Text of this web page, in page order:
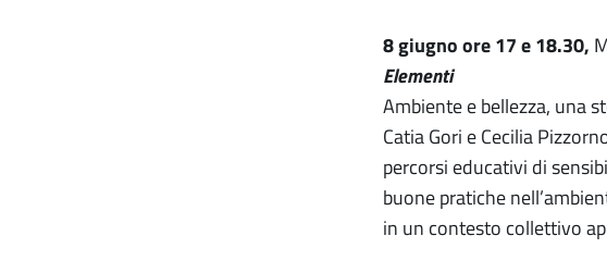
8 giugno ore 17 e 18.30,
Elementi
Ambiente e bellezza, una
Catia Gori e Cecilia
percorsi educativi di
buone pratiche
in un contesto collettivo